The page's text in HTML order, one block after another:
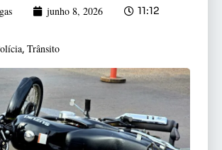
junho 8, 2026 11:12
, Trânsito